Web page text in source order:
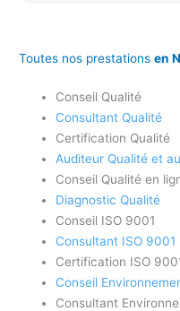
Toutes nos prestationsen
Conseil Qualité
Consultant Qualité
Certification Qualité
Auditeur Qualité et
Conseil Qualité en
Diagnostic Qualité
Conseil ISO 9001
Consultant ISO 9001
Certification ISO
Conseil
Consultant